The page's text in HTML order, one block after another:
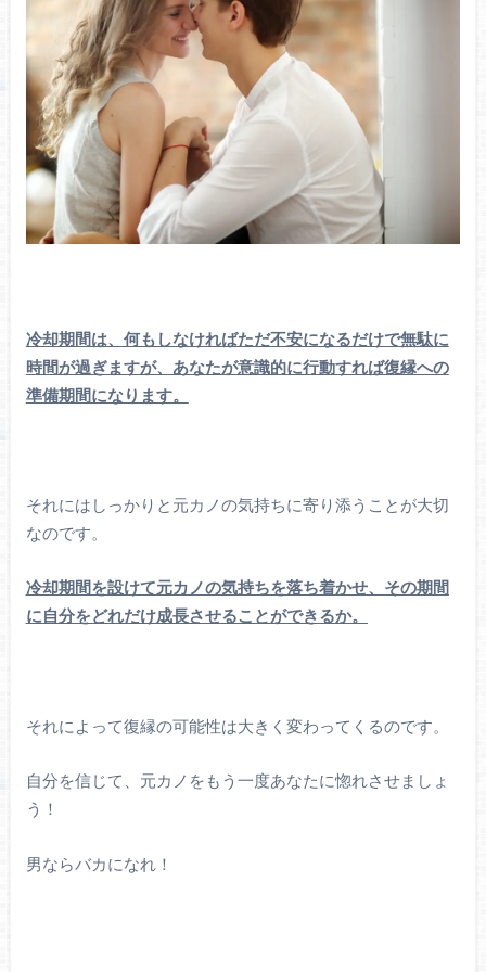
冷却期間は、何もしなければただ不安になるだけで無駄に
時間が過ぎますが、あなたが意識的に行動すれば復縁への
準備期間になります。
それにはしっかりと元カノの気持ちに寄り添うことが大切
なのです。
冷却期間を設けて元カノの気持ちを落ち着かせ、その期間
に自分をどれだけ成長させることができるか。
それによって復縁の可能性は大きく変わってくるのです。
自分を信じて、元カノをもう一度あなたに惚れさせましょ
う！
男ならバカになれ！